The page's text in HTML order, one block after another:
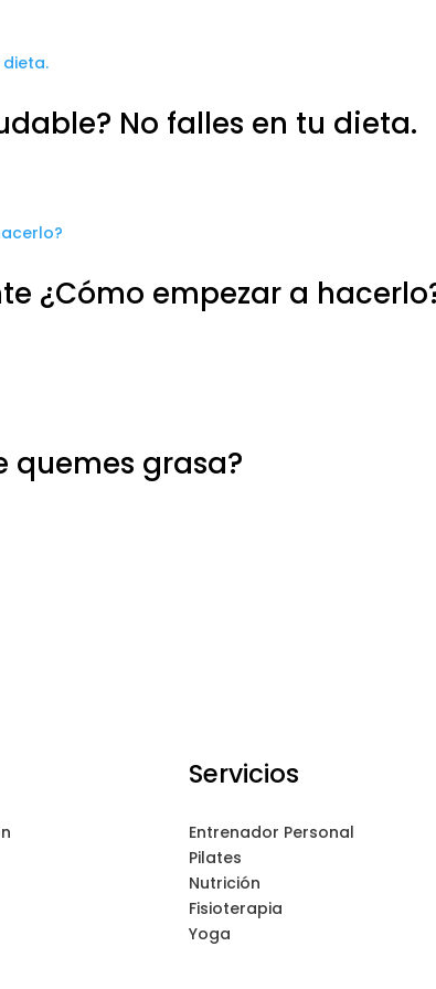
No falles en tu dieta.
¿Cómo empezar a
quemes grasa?
Servicios
Entrenador Personal
Pilates
Nutrición
Fisioterapia
Yoga